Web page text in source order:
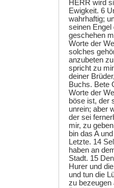
HERR wird
Ewigkeit. 6
wahrhaftig;
seinen Engel
geschehen
Worte der
solches
anzubeten
spricht zu
deiner
Buchs. Bete
Worte der
böse ist, der
unrein; aber
der sei
mir, zu
bin das A
Letzte. 14
haben an
Stadt. 15
Hurer und
und tun die
zu bezeugen